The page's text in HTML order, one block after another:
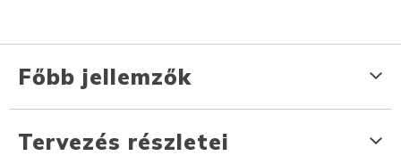
Főbb jellemzők
Tervezés részletei